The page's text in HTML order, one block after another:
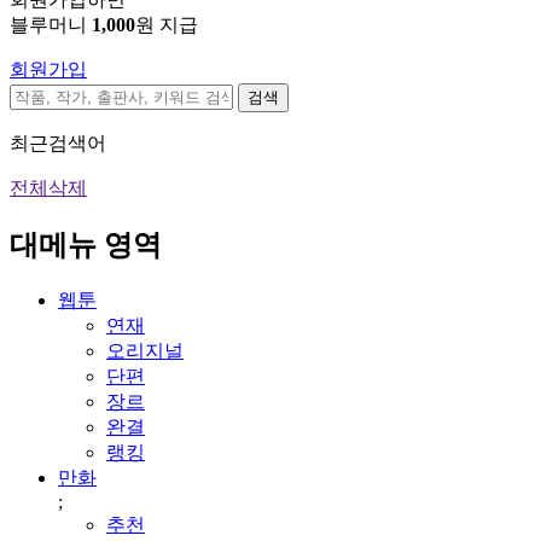
블루머니 1,000원 지급
회원가입
검색
최근검색어
전체삭제
대메뉴 영역
웹툰
연재
오리지널
단편
장르
완결
랭킹
만화
;
추천